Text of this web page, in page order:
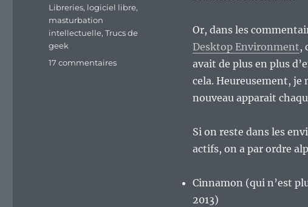
Or, dans les
Desktop Environment,
avait de plus en plus
cela. Heureusement, je
nouveau apparait
Si on reste dans les
actifs, on a par ordre
Cinnamon (qui n’est
2013)
Libreries, logiciel libre,
masturbation
intellectuelle,Trucs de
geek
17 commentairessur